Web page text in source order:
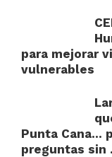
para mejorar
vulnerables
Punta Cana…
preguntas sin